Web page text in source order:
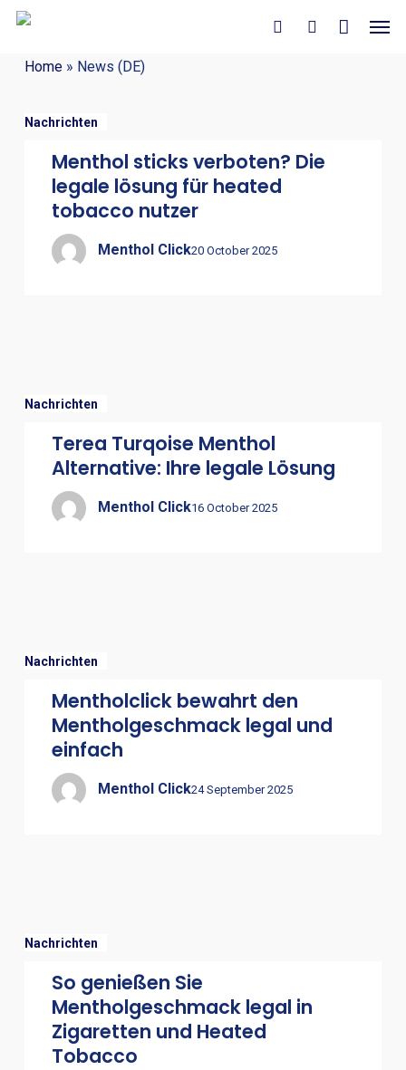
Skip
main
account
Home» News (DE)
Nachrichten
Menthol sticks verboten? Die
legale lösung für heated
tobacco nutzer
Menthol Click20 October 2025
Nachrichten
Terea Turqoise Menthol
Alternative: Ihre legale Lösung
Menthol Click16 October 2025
Nachrichten
Mentholclick bewahrt den
Mentholgeschmack legal und
einfach
Menthol Click24 September 2025
Nachrichten
So genießen Sie
Mentholgeschmack legal in
Zigaretten und Heated
Tobacco